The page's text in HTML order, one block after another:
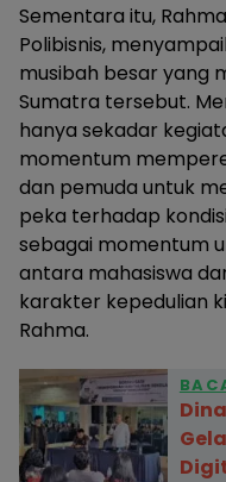
Sementara itu,
Polibisnis,
musibah besar yang
Sumatra tersebut.
hanya sekadar
momentum
dan pemuda untuk
peka terhadap
sebagai momentum
antara mahasiswa
karakter kepedulian
Rahma.